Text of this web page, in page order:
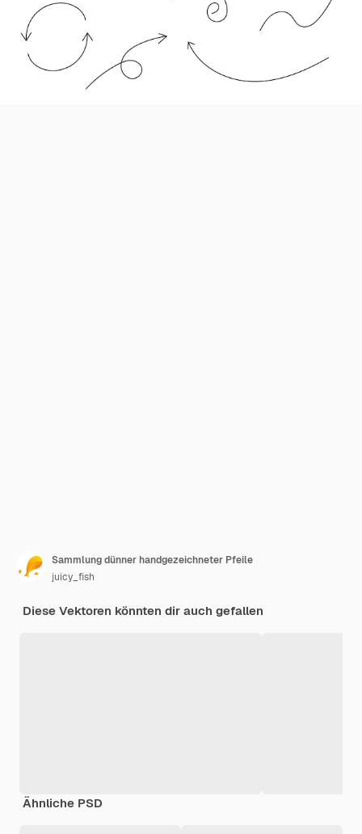
Sammlung dünner handgezeichneter Pfeile
juicy_fish
Diese Vektoren könnten dir auch gefallen
Ähnliche PSD